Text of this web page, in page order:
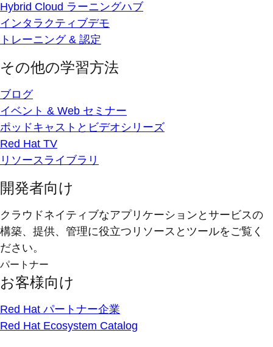
Hybrid Cloud ラーニングハブ
インタラクティブデモ
トレーニング & 認定
その他の学習方法
ブログ
イベント & Web セミナー
ポッドキャストとビデオシリーズ
Red Hat TV
リソースライブラリ
開発者向け
クラウドネイティブなアプリケーションとサービスの
構築、提供、管理に役立つリソースとツールをご覧く
ださい。
パートナー
お客様向け
Red Hat パートナー企業
Red Hat Ecosystem Catalog